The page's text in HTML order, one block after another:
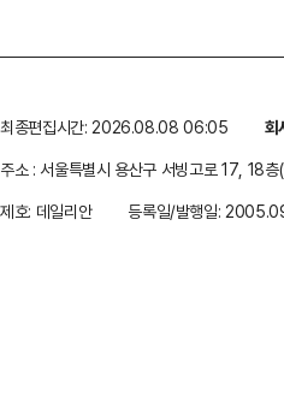
최종편집시간: 2026.08.08 06:05 회
주소 : 서울특별시 용산구 서빙고로 17, 18
제호: 데일리안
등록일/발행일: